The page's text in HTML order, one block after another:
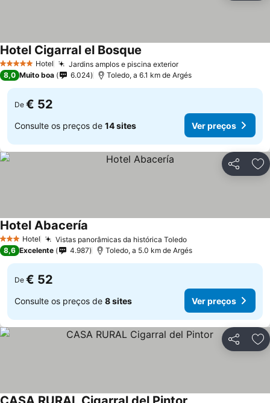
5 Estrelas Hotel Jardins amplos e piscina exterior
Hotel Cigarral el Bosque
8,0 Muito boa 6.024 Toledo, a 6.1 km de Argés
De € 52
Consulte os preços de 14 sites Ver preços
Partilhar
3 EstrelasHotel Vistas panorâmicas da histórica Toledo
Hotel Abacería
8,6 Excelente 4.987 Toledo, a 5.0 km de Argés
De € 52
Consulte os preços de 8 sites Ver preços
Partilhar